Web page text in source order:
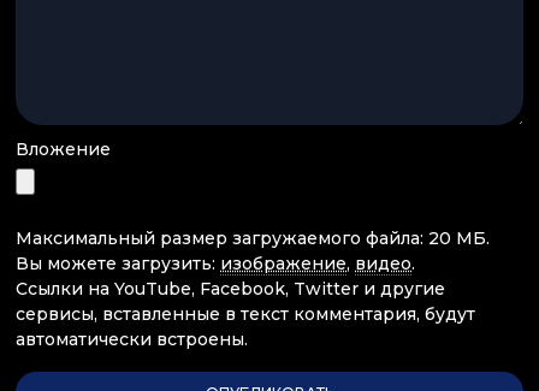
Вложение
Максимальный размер загружаемого файла: 20 МБ.
Вы можете загрузить: изображение, видео.
Ссылки на YouTube, Facebook, Twitter и другие
сервисы, вставленные в текст комментария, будут
автоматически встроены.